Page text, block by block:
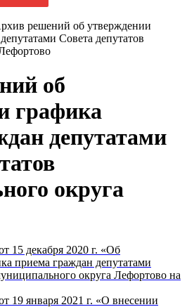
решений об утверждении
Совета депутатов
об
графика
депутатами
округа
15 декабря 2020 г. «Об
приема граждан депутатами
округа Лефортово на
19 января 2021 г. «О внесении